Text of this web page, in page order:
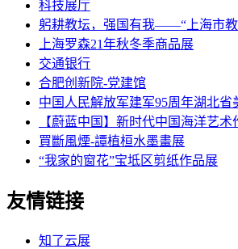
科技展厅
躬耕教坛，强国有我——“上海市
上海罗森21年秋冬季商品展
交通银行
合肥创新院-党建馆
中国人民解放军建军95周年湖北
【蔚蓝中国】新时代中国海洋艺术
買斷風煙-譚植桓水墨畫展
“我家的窗花”宝坻区剪纸作品展
友情链接
知了云展